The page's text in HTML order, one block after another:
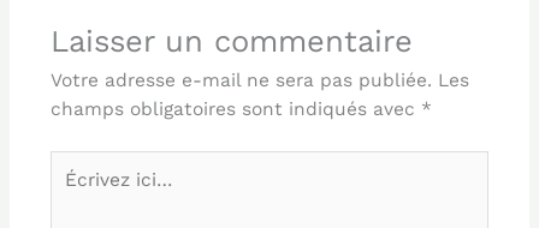
Laisser un commentaire
Votre adresse e-mail ne sera pas publiée. Les
champs obligatoires sont indiqués avec *
Écrivez
ici…